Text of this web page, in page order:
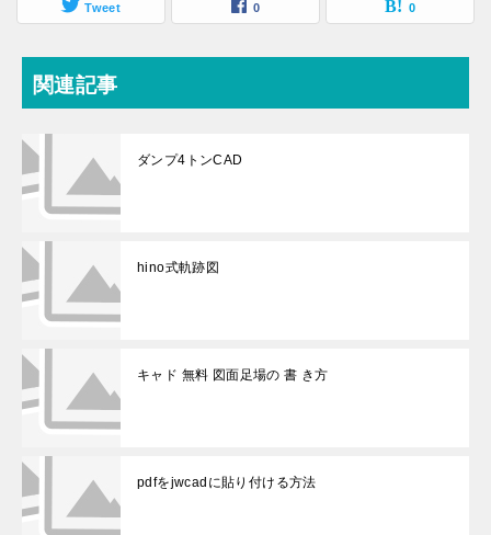
Tweet 0 0
関連記事
ダンプ4トンCAD
hino式軌跡図
キャド 無料 図面足場の 書 き方
pdfをjwcadに貼り付ける方法